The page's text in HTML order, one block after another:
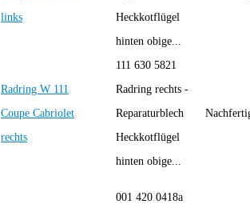
links
Heckkotflügel
hinten obige...
Radring W 111
Coupe Cabriolet
rechts
111 630 5821
Radring rechts -
Reparaturblech
Heckkotflügel
hinten obige...
001 420 0418a